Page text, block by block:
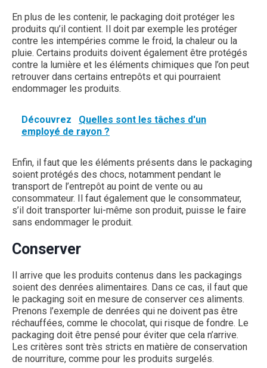
En plus de les contenir, le packaging doit protéger les
produits qu’il contient. Il doit par exemple les protéger
contre les intempéries comme le froid, la chaleur ou la
pluie. Certains produits doivent également être protégés
contre la lumière et les éléments chimiques que l’on peut
retrouver dans certains entrepôts et qui pourraient
endommager les produits.
Découvrez
Quelles sont les tâches d'un
employé de rayon ?
Enfin, il faut que les éléments présents dans le packaging
soient protégés des chocs, notamment pendant le
transport de l’entrepôt au point de vente ou au
consommateur. Il faut également que le consommateur,
s’il doit transporter lui-même son produit, puisse le faire
sans endommager le produit.
Conserver
Il arrive que les produits contenus dans les packagings
soient des denrées alimentaires. Dans ce cas, il faut que
le packaging soit en mesure de conserver ces aliments.
Prenons l’exemple de denrées qui ne doivent pas être
réchauffées, comme le chocolat, qui risque de fondre. Le
packaging doit être pensé pour éviter que cela n’arrive.
Les critères sont très stricts en matière de conservation
de nourriture, comme pour les produits surgelés.